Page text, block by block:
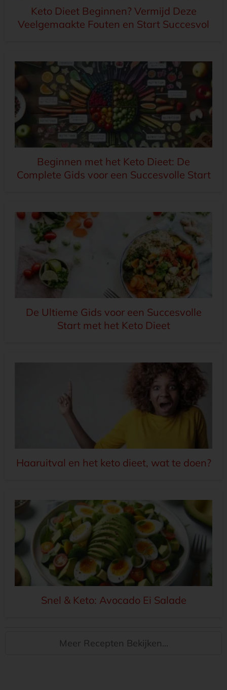
Keto Dieet Beginnen? Vermijd Deze
Veelgemaakte Fouten en Start Succesvol
Beginnen met het Keto Dieet: De
Complete Gids voor een Succesvolle Start
De Ultieme Gids voor een Succesvolle
Start met het Keto Dieet
Haaruitval en het keto dieet, wat te doen?
Snel & Keto: Avocado Ei Salade
Meer Recepten Bekijken...